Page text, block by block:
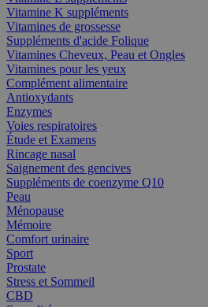
Vitamine K suppléments
Vitamines de grossesse
Suppléments d'acide Folique
Vitamines Cheveux, Peau et Ongles
Vitamines pour les yeux
Complément alimentaire
Antioxydants
Enzymes
Voies respiratoires
Étude et Examens
Rincage nasal
Saignement des gencives
Suppléments de coenzyme Q10
Peau
Ménopause
Mémoire
Comfort urinaire
Sport
Prostate
Stress et Sommeil
CBD